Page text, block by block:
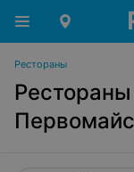
Рестораны